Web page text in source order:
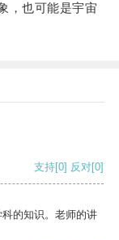
也可能是宇宙
支持[0] 反对[0]
的知识。老师的讲